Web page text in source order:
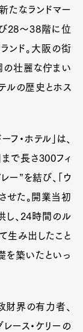
新たなランドマー
び28～38階に位
ンド。大阪の街
の壮麗な佇まい
ルの歴史とホス
・ホテル」は、
まで長さ300フィ
ー”を結び、「ウ
させた。開業当初
し、24時間のル
生み出したこと
を築いたといっ
財界の有力者、
ース・ケリーの